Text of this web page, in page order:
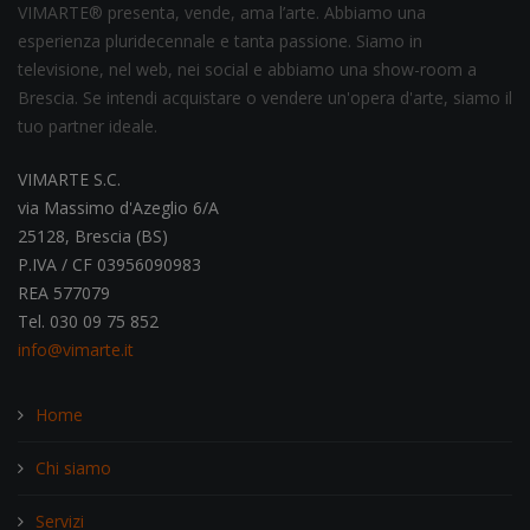
VIMARTE® presenta, vende, ama l’arte. Abbiamo una
esperienza pluridecennale e tanta passione. Siamo in
televisione, nel web, nei social e abbiamo una show-room a
Brescia. Se intendi acquistare o vendere un'opera d'arte, siamo il
tuo partner ideale.
VIMARTE S.C.
via Massimo d'Azeglio 6/A
25128, Brescia (BS)
P.IVA / CF 03956090983
REA 577079
Tel. 030 09 75 852
info@vimarte.it
Home
Chi siamo
Servizi